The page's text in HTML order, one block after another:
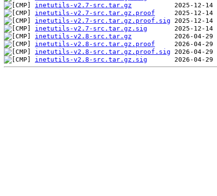
inetutils-v2.7-src.tar.gz
inetutils-v2.7-src.tar.gz.proof
inetutils-v2.7-src.tar.gz.proof.sig
inetutils-v2.7-src.tar.gz.sig
inetutils-v2.8-src.tar.gz
inetutils-v2.8-src.tar.gz.proof
inetutils-v2.8-src.tar.gz.proof.sig
inetutils-v2.8-src.tar.gz.sig